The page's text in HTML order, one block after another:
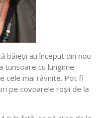
băieții au început din nou
tunsoare cu lungime
cele mai râvnite. Pot fi
pe covoarele roșii de la